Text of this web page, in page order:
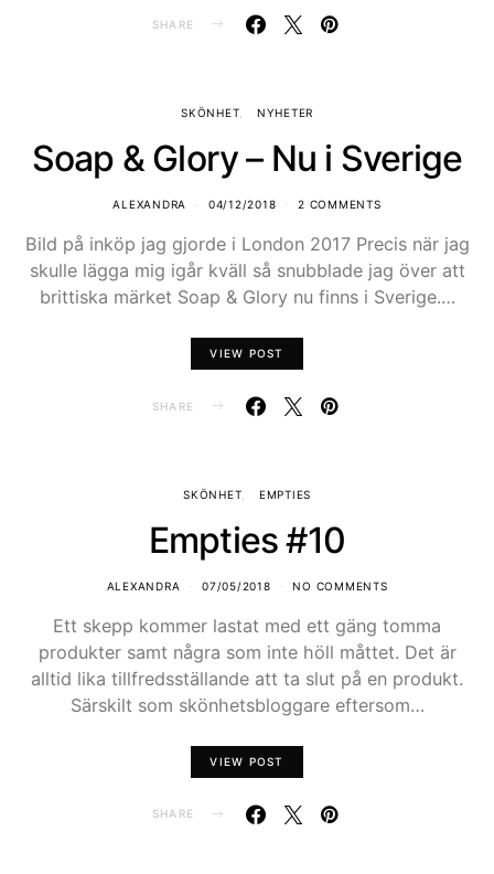
SHARE
SKÖNHET NYHETER
Soap & Glory – Nu i Sverige
ALEXANDRA 04/12/2018 2 COMMENTS
Bild på inköp jag gjorde i London 2017 Precis när jag
skulle lägga mig igår kväll så snubblade jag över att
brittiska märket Soap & Glory nu finns i Sverige.…
VIEW POST
SHARE
SKÖNHET EMPTIES
Empties #10
ALEXANDRA 07/05/2018 NO COMMENTS
Ett skepp kommer lastat med ett gäng tomma
produkter samt några som inte höll måttet. Det är
alltid lika tillfredsställande att ta slut på en produkt.
Särskilt som skönhetsbloggare eftersom…
VIEW POST
SHARE